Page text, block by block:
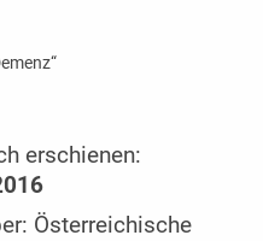
erschienen:
Österreichische